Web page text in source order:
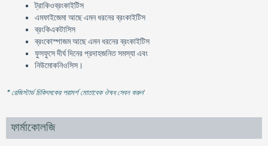
ট্রাকিওব্রংকাইটিস
এমফাইজেমা আছে এমন ধরনের ব্রংকাইটিস
ব্রংকিএকটাসিস
ব্রংকোস্পাজম আছে এমন ধরনের ব্রংকাইটিস
ফুসফুসে দীর্ঘ দিনের প্রদাহজনিত সমস্যা এবং
নিউমোকনিওসিস।
* রেজিস্টার্ড চিকিৎসকের পরামর্শ মোতাবেক ঔষধ সেবন করুন'
ফার্মাকোলজি